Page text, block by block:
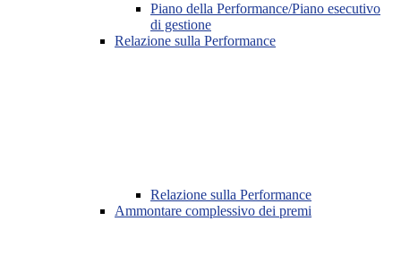
Piano della Performance/Piano esecutivo
di gestione
Relazione sulla Performance
Relazione sulla Performance
Ammontare complessivo dei premi